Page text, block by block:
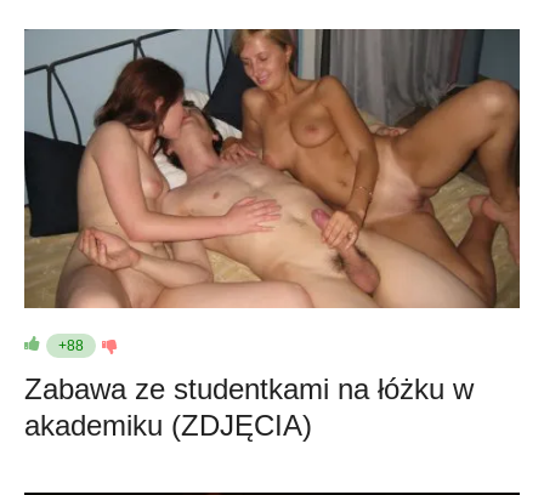
+88
Zabawa ze studentkami na łóżku w
akademiku (ZDJĘCIA)